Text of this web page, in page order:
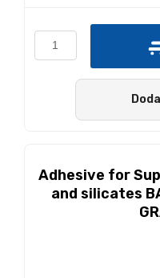
Adhesive for
and silicates